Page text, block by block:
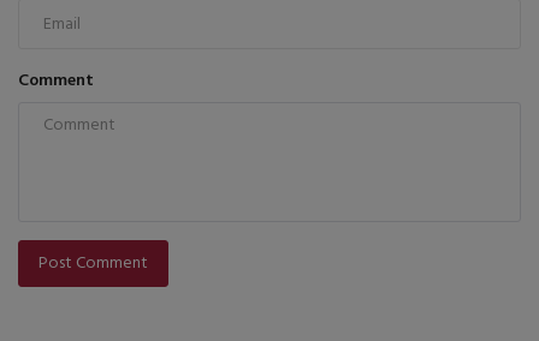
Comment
Post Comment